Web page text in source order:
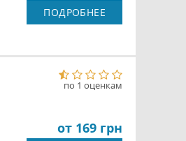
ПОДРОБНЕЕ
по 1 оценкам
от 169 грн